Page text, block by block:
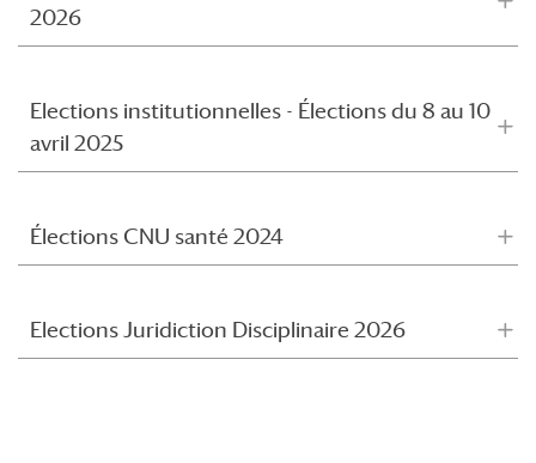
2026
Elections institutionnelles - Élections du 8 au 10
avril 2025
Élections CNU santé 2024
Elections Juridiction Disciplinaire 2026